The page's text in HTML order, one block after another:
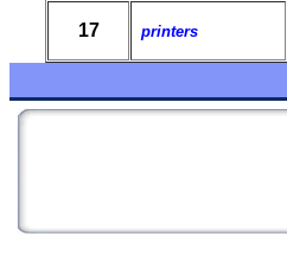
17 printers